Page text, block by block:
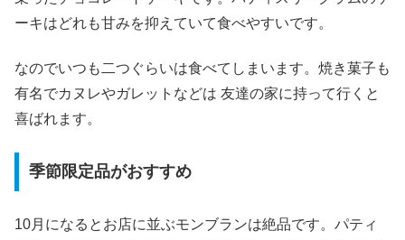
ーキはどれも甘みを抑えていて食べやすいです。
なのでいつも二つぐらいは食べてしまいます。焼き菓子も
有名でカヌレやガレットなどは 友達の家に持って行くと
喜ばれます。
季節限定品がおすすめ
10月になるとお店に並ぶモンブランは絶品です。パティ